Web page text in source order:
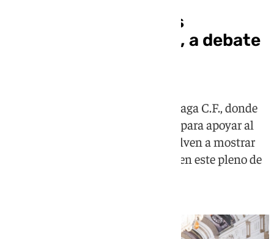
convocatoria de unas
elecciones generales, a debate
Pasadas las celebraciones del Málaga C.F., donde
los diferentes partidos se unieron para apoyar al
club en su ascenso a Primera, vuelven a mostrar
su confrontación y discrepancias en este pleno de